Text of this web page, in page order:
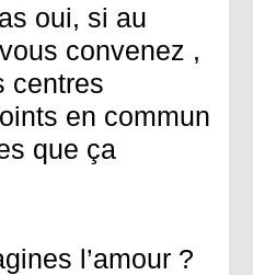
oui, si au
convenez ,
centres
en commun
que ça
l’amour ?